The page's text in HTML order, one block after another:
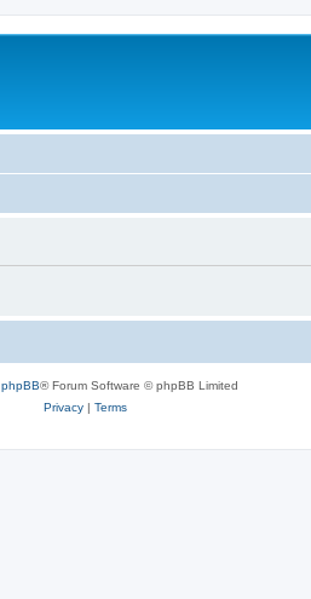
phpBB® Forum Software © phpBB Limited
Privacy| Terms